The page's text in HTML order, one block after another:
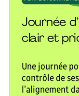
Journée
clair et
Une journée
contrôle de
l’alignement